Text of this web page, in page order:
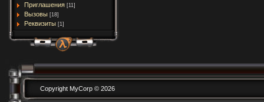
Приглашения [11]
Вызовы [18]
Реквизиты [1]
Copyright MyCorp © 2026